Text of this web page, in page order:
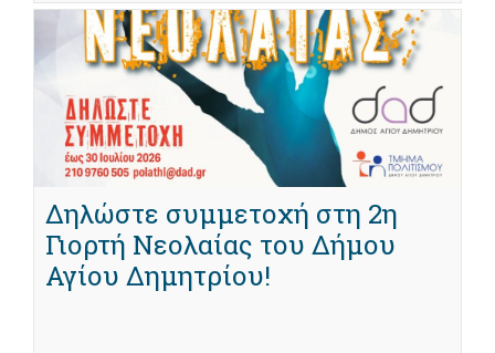
Δηλώστε συμμετοχή στη 2η
Γιορτή Νεολαίας του Δήμου
Αγίου Δημητρίου!